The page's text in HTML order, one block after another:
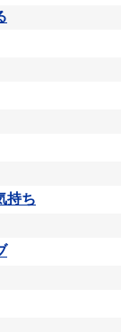
持ち